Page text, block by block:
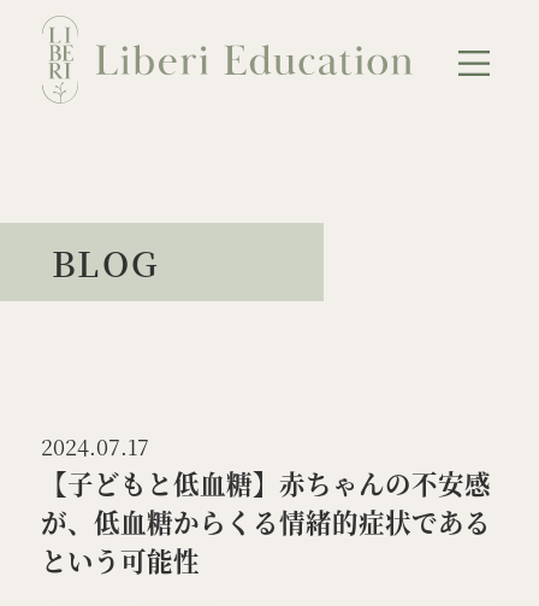
content
講座のご案内
母のための連続講座
カウンセリング BLOG
お問い合わせ プライバシーポリシー
BLOG
2024.07.17
【子どもと低血糖】赤ちゃんの不安感
が、低血糖からくる情緒的症状である
という可能性